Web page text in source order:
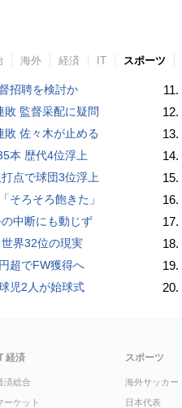
海外 経済 IT スポーツ
招聘を検討か
敗 監督采配に疑問
敗 佐々木が止める
本 歴代4位浮上
点で球団3位浮上
そろそろ飽きた」
中断にも動じず
界32位の現実
超でFW獲得へ
児2人が始球式
11.
12.
13.
14.
15.
16.
17.
18.
19.
20.
経済
済総合
ーケット
スポーツ
海外サッカー
日本代表